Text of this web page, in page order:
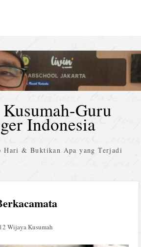
Guru
Indonesia
Hari & Buktikan Apa yang Terjadi
Wijaya Kusumah